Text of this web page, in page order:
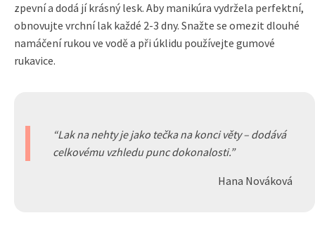
zpevní a dodá jí krásný lesk. Aby manikúra vydržela perfektní,
obnovujte vrchní lak každé 2-3 dny. Snažte se omezit dlouhé
namáčení rukou ve vodě a při úklidu používejte gumové
rukavice.
Lak na nehty je jako tečka na konci věty – dodává
celkovému vzhledu punc dokonalosti.
Hana Nováková